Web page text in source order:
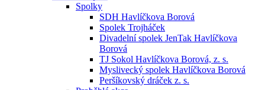
Spolky
SDH Havlíčkova Borová
Spolek Trojháček
Divadelní spolek JenTak Havlíčkova
Borová
TJ Sokol Havlíčkova Borová, z. s.
Myslivecký spolek Havlíčkova Borová
Peršíkovský dráček z. s.